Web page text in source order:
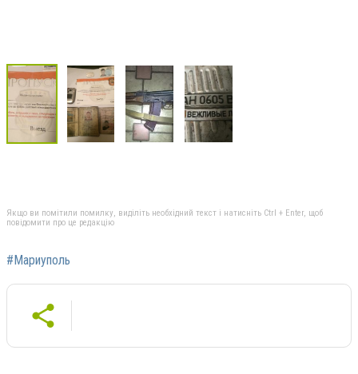
Якщо ви помітили помилку, виділіть необхідний текст і натисніть Ctrl + Enter, щоб
повідомити про це редакцію
#Мариуполь